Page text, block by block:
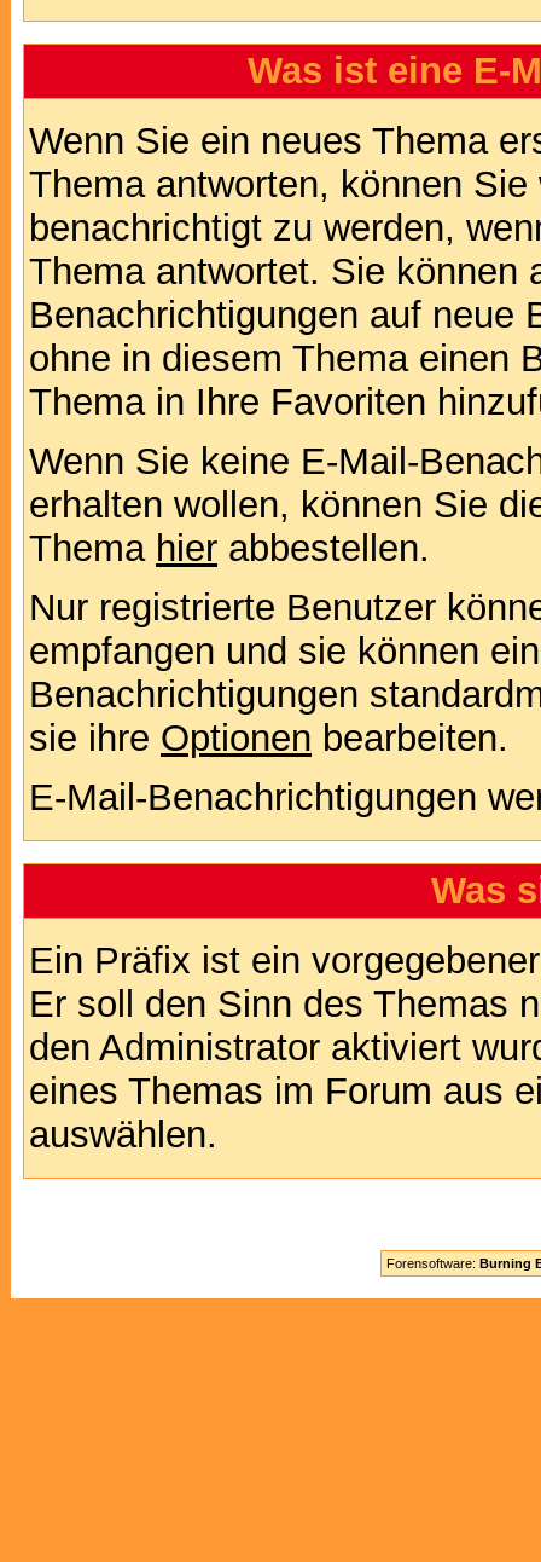
Was ist eine E-
Wenn Sie ein neues Thema
Thema antworten, können
benachrichtigt zu werden,
Thema antwortet. Sie können
Benachrichtigungen auf neue
ohne in diesem Thema einen
Thema in Ihre Favoriten
Wenn Sie keine E-Mail-
erhalten wollen, können Sie
Thema hier abbestellen.
Nur registrierte Benutzer
empfangen und sie können
Benachrichtigungen
sie ihre Optionen bearbeiten.
E-Mail-Benachrichtigungen
Was
Ein Präfix ist ein
Er soll den Sinn des Themas
den Administrator aktiviert
eines Themas im Forum aus
auswählen.
Forensoftware: Burning